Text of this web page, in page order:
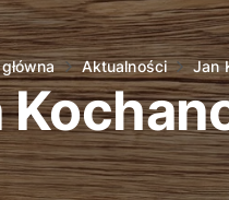
Oferta
Aktualności
Kontakt
Aktualności Jan